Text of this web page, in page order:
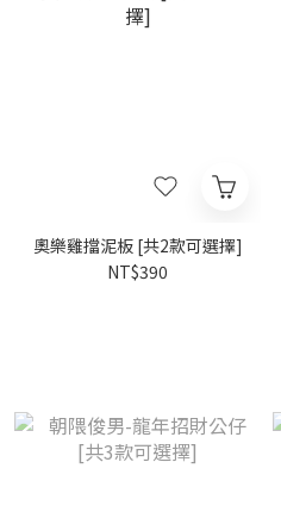
奧樂雞擋泥板 [共2款可選擇]
NT$390